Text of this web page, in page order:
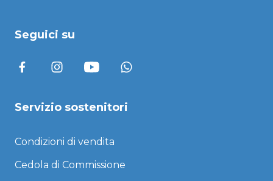
Seguici su
Servizio sostenitori
Condizioni di vendita
Cedola di Commissione